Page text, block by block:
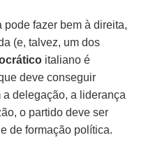
fazer bem à direita,
(e, talvez, um dos
italiano é
deve conseguir
delegação, a liderança
o partido deve ser
de formação política.